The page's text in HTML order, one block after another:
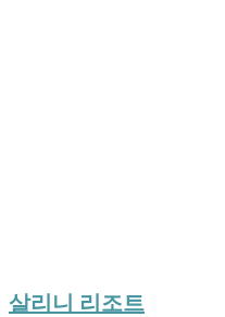
살리니 리조트